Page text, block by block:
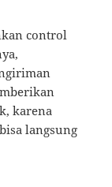
control
karena
langsung